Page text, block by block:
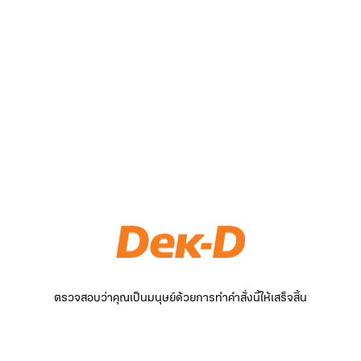
ตรวจสอบว่าคุณเป็นมนุษย์ด้วยการทำคำสั่งนี้ให้เสร็จสิ้น